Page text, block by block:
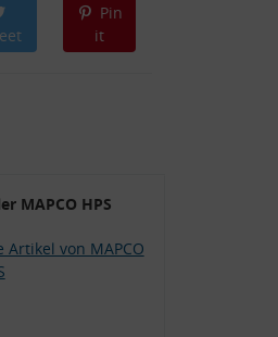
Pin
it
MAPCO HPS
Artikel von MAPCO